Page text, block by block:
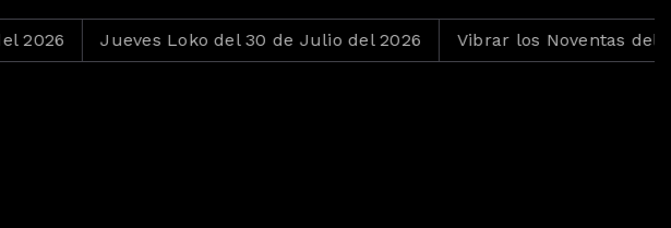
Jueves Loko del 30 de Julio del 2026 Vibrar los Noventas del 29 de